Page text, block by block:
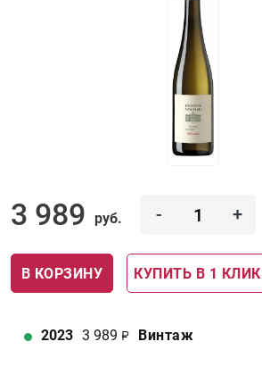
3 989 руб. - +
В КОРЗИНУ КУПИТЬ В 1 КЛИК
2023 3 989 Винтаж